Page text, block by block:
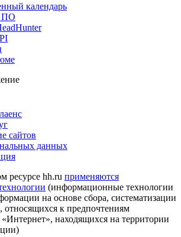
календарь
ПО
сайтов
данных
ресурсе hh.ru применяются
(информационные технологии
на основе сбора, систематизации
относящихся к предпочтениям
«Интернет», находящихся на территории